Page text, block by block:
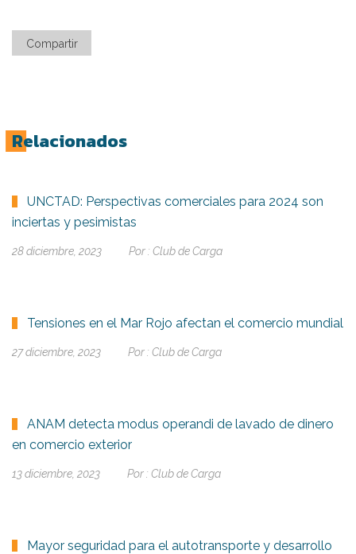
Compartir
Relacionados
UNCTAD: Perspectivas comerciales para 2024 son
inciertas y pesimistas
28 diciembre, 2023 Por : Club de Carga
Tensiones en el Mar Rojo afectan el comercio mundial
27 diciembre, 2023 Por : Club de Carga
ANAM detecta modus operandi de lavado de dinero
en comercio exterior
13 diciembre, 2023 Por : Club de Carga
Mayor seguridad para el autotransporte y desarrollo